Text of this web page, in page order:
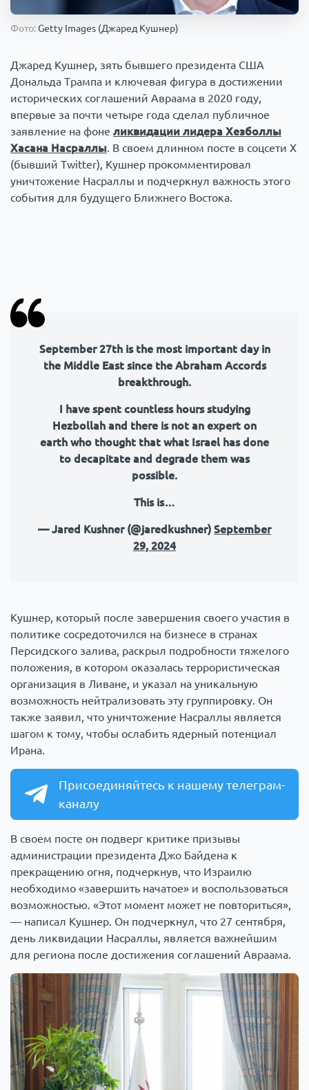
Происшествия 1000 мелочей
Фото:Getty Images (Джаред Кушнер)
Джаред Кушнер, зять бывшего президента США
Дональда Трампа и ключевая фигура в достижении
исторических соглашений Авраама в 2020 году,
впервые за почти четыре года сделал публичное
заявление на фоне ликвидации лидера Хезболлы
Хасана Насраллы. В своем длинном посте в соцсети X
(бывший Twitter), Кушнер прокомментировал
уничтожение Насраллы и подчеркнул важность этого
события для будущего Ближнего Востока.
September 27th is the most important day in
the Middle East since the Abraham Accords
breakthrough.
I have spent countless hours studying
Hezbollah and there is not an expert on
earth who thought that what Israel has done
to decapitate and degrade them was
possible.
This is…
— Jared Kushner (@jaredkushner) September
29, 2024
Кушнер, который после завершения своего участия в
политике сосредоточился на бизнесе в странах
Персидского залива, раскрыл подробности тяжелого
положения, в котором оказалась террористическая
организация в Ливане, и указал на уникальную
возможность нейтрализовать эту группировку. Он
также заявил, что уничтожение Насраллы является
шагом к тому, чтобы ослабить ядерный потенциал
Ирана.
Присоединяйтесь к нашему телеграм-
каналу
В своем посте он подверг критике призывы
администрации президента Джо Байдена к
прекращению огня, подчеркнув, что Израилю
необходимо «завершить начатое» и воспользоваться
возможностью. «Этот момент может не повториться»,
— написал Кушнер. Он подчеркнул, что 27 сентября,
день ликвидации Насраллы, является важнейшим
для региона после достижения соглашений Авраама.